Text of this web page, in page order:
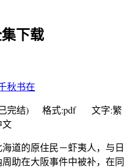
下载
完结) 格式:pdf 文字:繁
文
道的原住民－虾夷人，与日
助在大阪事件中被补，在同